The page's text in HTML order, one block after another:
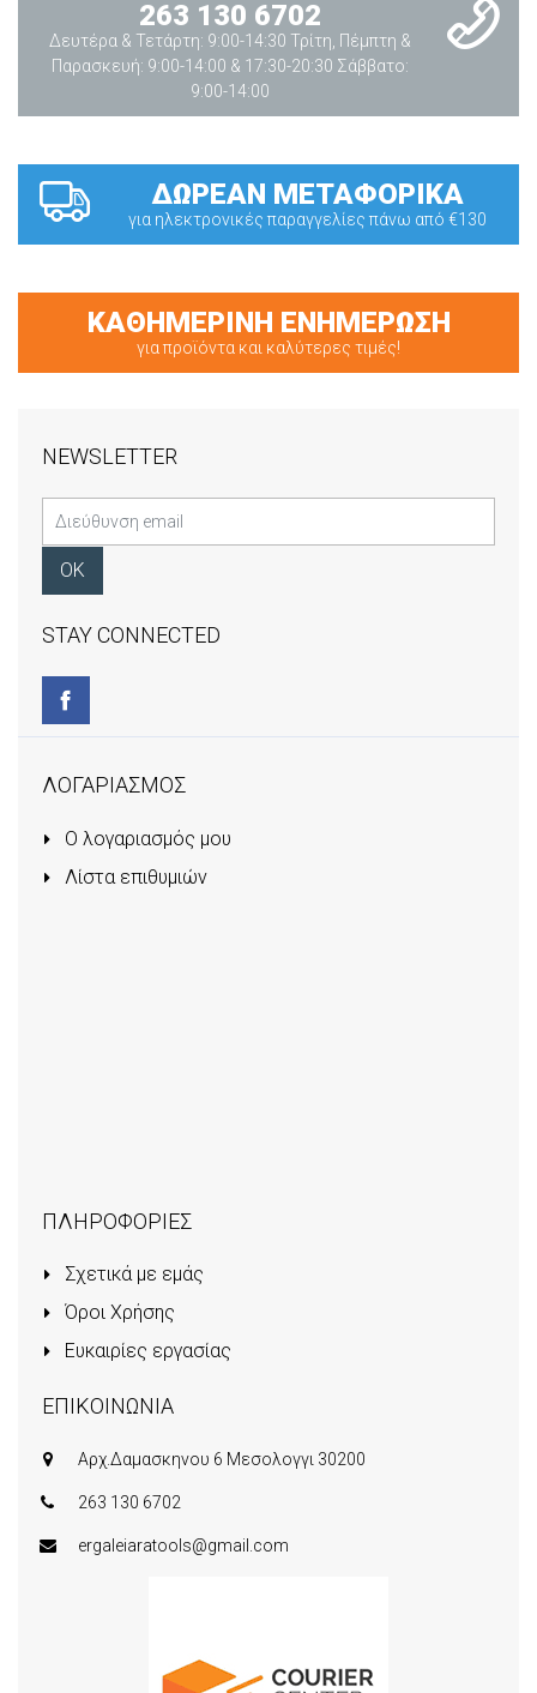
263 130 6702
Δευτέρα & Τετάρτη: 9:00-14:30 Τρίτη, Πέμπτη &
Παρασκευή: 9:00-14:00 & 17:30-20:30 Σάββατο:
9:00-14:00
ΔΩΡΕΑΝ ΜΕΤΑΦΟΡΙΚΑ
για ηλεκτρονικές παραγγελίες πάνω από €130
ΚΑΘΗΜΕΡΙΝΗ ΕΝΗΜΕΡΩΣΗ
για προϊόντα και καλύτερες τιμές!
NEWSLETTER
STAY CONNECTED
ΛΟΓΑΡΙΑΣΜΟΣ
Ο λογαριασμός μου
Λίστα επιθυμιών
ΠΛΗΡΟΦΟΡΙΕΣ
Σχετικά με εμάς
Όροι Χρήσης
Ευκαιρίες εργασίας
ΕΠΙΚΟΙΝΩΝΙΑ
Αρχ.Δαμασκηνου 6 Μεσολογγι 30200
263 130 6702
ergaleiaratools@gmail.com